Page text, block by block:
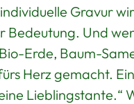
Gravur
Bedeutung. Und
Erde, Baum-
Herz gemacht.
Lieblingstante.“